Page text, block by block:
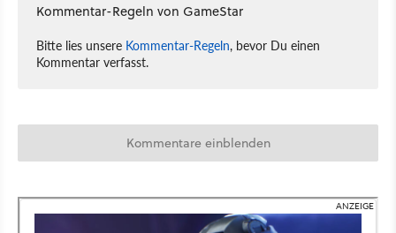
Kommentar-Regeln von GameStar
Bitte lies unsere Kommentar-Regeln, bevor Du einen
Kommentar verfasst.
Kommentare einblenden